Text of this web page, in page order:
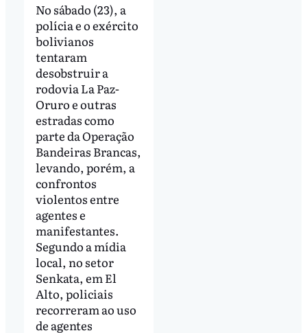
No sábado (23), a
polícia e o exército
bolivianos
tentaram
desobstruir a
rodovia La Paz-
Oruro e outras
estradas como
parte da Operação
Bandeiras Brancas,
levando, porém, a
confrontos
violentos entre
agentes e
manifestantes.
Segundo a mídia
local, no setor
Senkata, em El
Alto, policiais
recorreram ao uso
de agentes